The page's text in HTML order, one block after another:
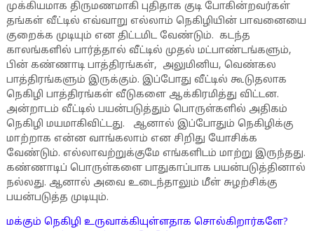
முக்கியமாக திருமணமாகி புதிதாக குடி போகின்றவர்கள்
தங்கள் வீட்டில் எவ்வாறு எல்லாம் நெகிழியின் பாவனையை
குறைக்க முடியும் என திட்டமிட வேண்டும். கடந்த
காலங்களில் பார்த்தால் வீட்டில் முதல் மட்பாண்டங்களும்,
பின் கண்ணாடி பாத்திரங்கள், அலுமினிய, வெண்கல
பாத்திரங்களும் இருக்கும். இப்போது வீட்டில் கூடுதலாக
நெகிழி பாத்திரங்கள் வீடுகளை ஆக்கிரமித்து விட்டன.
அன்றாடம் வீட்டில் பயன்படுத்தும் பொருள்களில் அதிகம்
நெகிழி மயமாகிவிட்டது. ஆனால் இப்போதும் நெகிழிக்கு
மாற்றாக என்ன வாங்கலாம் என சிறிது யோசிக்க
வேண்டும். எல்லாவற்றுக்குமே எங்களிடம் மாற்று இருந்தது.
கண்ணாடிப் பொருள்களை பாதுகாப்பாக பயன்படுத்தினால்
நல்லது. ஆனால் அவை உடைந்தாலும் மீள் சுழற்சிக்கு
பயன்படுத்த முடியும்.
மக்கும் நெகிழி உருவாக்கியுள்ளதாக சொல்கிறார்களே?